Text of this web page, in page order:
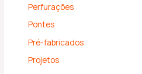
Perfurações
Pontes
Pré-fabricados
Projetos